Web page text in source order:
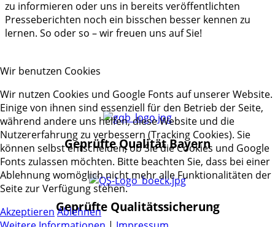
zu informieren oder uns in bereits veröffentlichten
Presseberichten noch ein bisschen besser kennen zu
lernen. So oder so – wir freuen uns auf Sie!
Geprüfte Qualität Bayern
Geprüfte Qualitätssicherung
Wir benutzen Cookies
Wir nutzen Cookies und Google Fonts auf unserer Website.
Einige von ihnen sind essenziell für den Betrieb der Seite,
während andere uns helfen, diese Website und die
Nutzererfahrung zu verbessern (Tracking Cookies). Sie
können selbst entscheiden, ob Sie die Cookies und Google
Fonts zulassen möchten. Bitte beachten Sie, dass bei einer
Ablehnung womöglich nicht mehr alle Funktionalitäten der
Seite zur Verfügung stehen.
Akzeptieren Ablehnen